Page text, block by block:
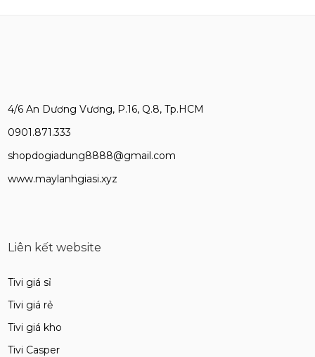
4/6 An Dương Vương, P.16, Q.8, Tp.HCM
0901.871.333
shopdogiadung8888@gmail.com
www.maylanhgiasi.xyz
Liên kết website
Tivi giá sỉ
Tivi giá rẻ
Tivi giá kho
Tivi Casper